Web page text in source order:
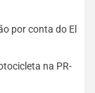
por conta do El
na PR-